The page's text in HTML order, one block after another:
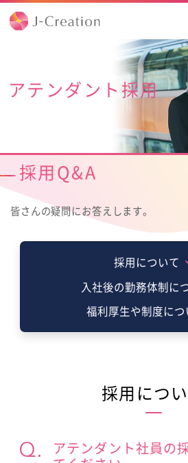
J-Creationとはトップ
経営理念
サスティナビリティの取組み
ＪＲ東日本グループの一員と
私たちのサービス
ニュースリリース
採用情報
採用情報トップ
アテンダント採用
アルバイト採用
お問い合わせ
閉じる
アテンダント採用
仕事内容
教育・研修
募集要項
採用Q&A
皆さんの疑問にお答えします。
採用について
入社後の勤務体制に
福利厚生や制度につ
採用につ
アテンダント社員の